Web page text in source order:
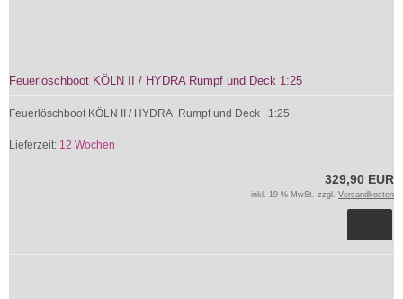
Feuerlöschboot KÖLN II / HYDRA Rumpf und Deck 1:25
Feuerlöschboot KÖLN II / HYDRA Rumpf und Deck 1:25
Lieferzeit: 12 Wochen
329,90 EUR
inkl. 19 % MwSt. zzgl. Versandkosten